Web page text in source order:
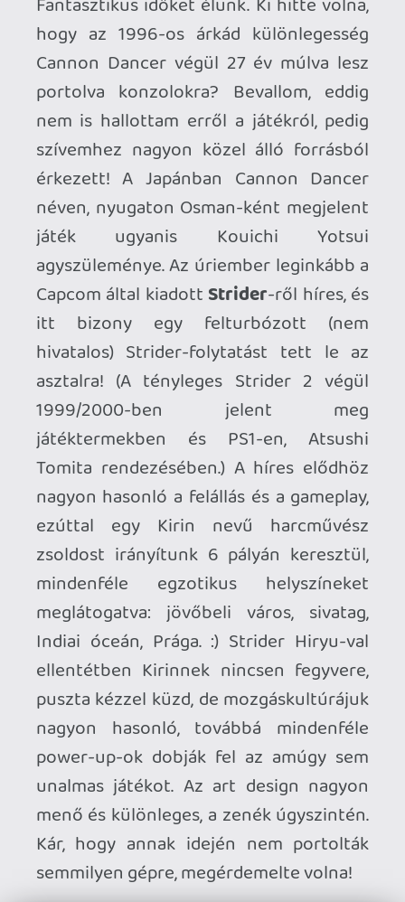
hivatalos) Strider-folytatást tett le az
asztalra! (A tényleges Strider 2 végül
1999/2000-ben jelent meg
játéktermekben és PS1-en, Atsushi
Tomita rendezésében.) A híres elődhöz
nagyon hasonló a felállás és a gameplay,
ezúttal egy Kirin nevű harcművész
zsoldost irányítunk 6 pályán keresztül,
mindenféle egzotikus helyszíneket
meglátogatva: jövőbeli város, sivatag,
Indiai óceán, Prága. :) Strider Hiryu-val
ellentétben Kirinnek nincsen fegyvere,
puszta kézzel küzd, de mozgáskultúrájuk
nagyon hasonló, továbbá mindenféle
power-up-ok dobják fel az amúgy sem
unalmas játékot. Az art design nagyon
menő és különleges, a zenék úgyszintén.
Kár, hogy annak idején nem portolták
semmilyen gépre, megérdemelte volna!
A Cannon Dancer (az új megjelenésre
már mindenhol így hívják) április 13-án
érkezik Nintendo és PlayStation gépekre
(digitálisan), de kapható lesz fizikai
változatban is a német Strictly Limited
Games-től (sima és collectors's verzióban
is). Utóbbi bombasztikusan érdekes, és
nagyon csábító: bár alapból nem nagyon
mozgatnak meg a gyűjtői kiadások a
haszontalan vacak ajándéktárgyaikkal (itt
is adnak hozzá árkád érmét, meg akrill
diorámát, csak hogy igazolják a borsos 70